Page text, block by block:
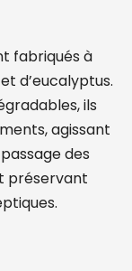
fabriqués à
d’eucalyptus.
ils
agissant
des
préservant